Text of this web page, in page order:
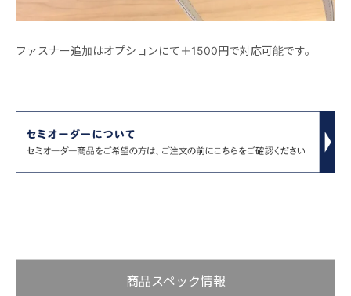
ファスナー追加はオプションにて＋1500円で対応可能です。
商品スペック情報